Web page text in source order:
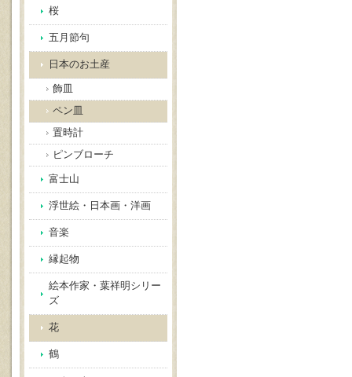
桜
五月節句
日本のお土産
飾皿
ペン皿
置時計
ピンブローチ
富士山
浮世絵・日本画・洋画
音楽
縁起物
絵本作家・葉祥明シリー
ズ
花
鶴